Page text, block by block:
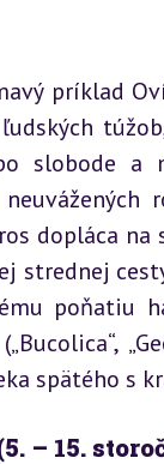
príklad
slobode a
dopláca
strednej
poňatiu
spätého s
– 15.